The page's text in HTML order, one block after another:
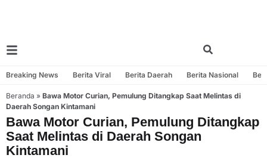
Breaking News Berita Viral Berita Daerah Berita Nasional
Beranda » Bawa Motor Curian, Pemulung Ditangkap Saat Melintas di
Daerah Songan Kintamani
Bawa Motor Curian, Pemulung Ditangkap
Saat Melintas di Daerah Songan
Kintamani